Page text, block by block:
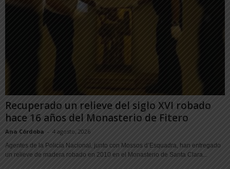
Recuperado un relieve del siglo XVI robado
hace 16 años del Monasterio de Fitero
Ana Córdoba - 4 agosto, 2026
Agentes de la Policía Nacional, junto con Mossos d’Esquadra, han entregado
un relieve de madera robado en 2010 en el Monasterio de Santa Clara...